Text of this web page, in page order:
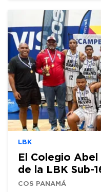
LBK
El Colegio
de la LBK Sub-
COS PANAMÁ